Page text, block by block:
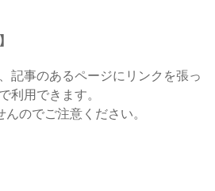
記事のあるページにリンクを張っ
利用できます。
のでご注意ください。